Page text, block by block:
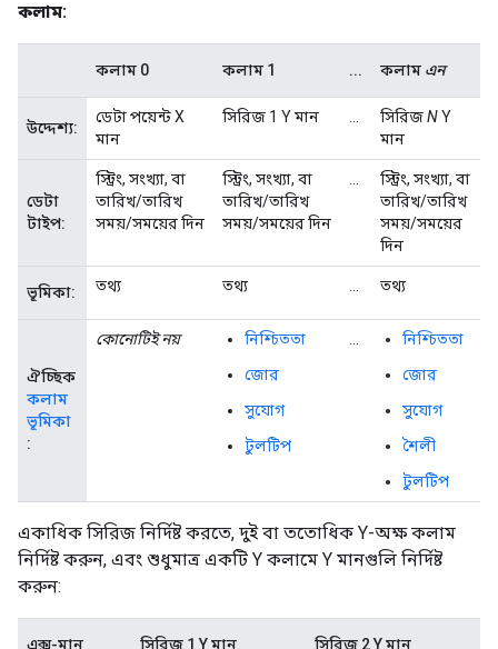
কলাম:
কলাম 0 কলাম 1 ... কলাম এন
উদ্দেশ্য:
ডেটা পয়েন্ট X
মান
সিরিজ 1 Y মান সিরিজNY
মান
ডেটা
টাইপ:
স্ট্রিং, সংখ্যা, বা
তারিখ/তারিখ
সময়/সময়ের দিন
স্ট্রিং, সংখ্যা, বা
তারিখ/তারিখ
সময়/সময়ের দিন
স্ট্রিং, সংখ্যা, বা
তারিখ/তারিখ
সময়/সময়ের
দিন
ভূমিকা: তথ্য তথ্য তথ্য
ঐচ্ছিক
কলাম
ভূমিকা
:
কোনোটিই নয়
নিশ্চিততা
জোর
সুযোগ
টুলটিপ
নিশ্চিততা
জোর
সুযোগ
শৈলী
টুলটিপ
একাধিক সিরিজ নির্দিষ্ট করতে, দুই বা ততোধিক Y-অক্ষ কলাম
নির্দিষ্ট করুন, এবং শুধুমাত্র একটি Y কলামে Y মানগুলি নির্দিষ্ট
করুন:
এক্স-মান সিরিজ 1 Y মান সিরিজ 2 Y মান